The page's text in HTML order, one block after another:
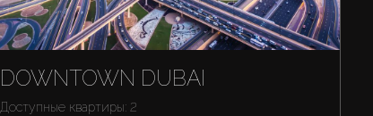
DOWNTOWN DUBAI
Доступные квартиры: 2